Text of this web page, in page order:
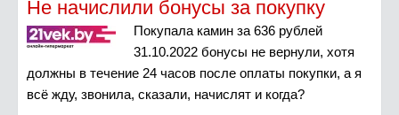
Не начислили бонусы за покупку
Покупала камин за 636 рублей
31.10.2022 бонусы не вернули, хотя
должны в течение 24 часов после оплаты покупки, а я
всё жду, звонила, сказали, начислят и когда?